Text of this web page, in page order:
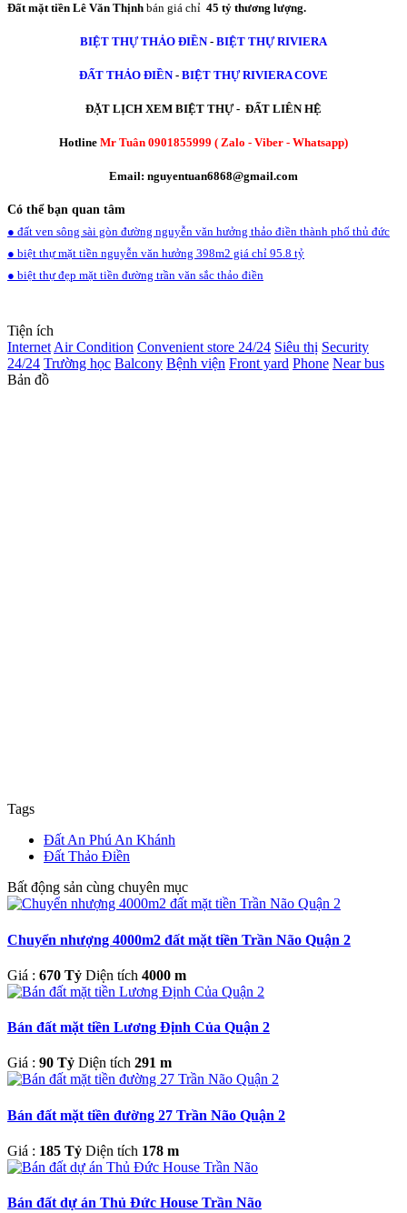
Đất mặt tiền Lê Văn Thịnh bán giá chỉ 45 tỷ thương lượng.
BIỆT THỰ THẢO ĐIỀN- BIỆT THỰ RIVIERA
ĐẤT THẢO ĐIỀN- BIỆT THỰ RIVIERA COVE
ĐẶT LỊCH XEM BIỆT THỰ - ĐẤT LIÊN HỆ
Hotline Mr Tuân 0901855999 ( Zalo - Viber - Whatsapp)
Email: nguyentuan6868@gmail.com
Có thể bạn quan tâm
● đất ven sông sài gòn đường nguyễn văn hưởng thảo điền thành phố thủ đức
● biệt thự mặt tiền nguyễn văn hưởng 398m2 giá chỉ 95.8 tỷ
● biệt thự đẹp mặt tiền đường trần văn sắc thảo điền
Tiện ích
Internet Air Condition Convenient store 24/24 Siêu thị Security
24/24 Trường học Balcony Bệnh viện Front yard Phone Near bus
Bản đồ
Tags
Đất An Phú An Khánh
Đất Thảo Điền
Bất động sản cùng chuyên mục
Chuyển nhượng 4000m2 đất mặt tiền Trần Não Quận 2
Giá : 670 Tỷ Diện tích 4000 m
Bán đất mặt tiền Lương Định Của Quận 2
Giá : 90 Tỷ Diện tích 291 m
Bán đất mặt tiền đường 27 Trần Não Quận 2
Giá : 185 Tỷ Diện tích 178 m
Bán đất dự án Thủ Đức House Trần Não